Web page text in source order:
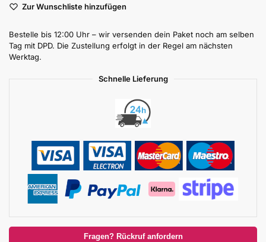
Zur Wunschliste hinzufügen
Bestelle bis 12:00 Uhr – wir versenden dein Paket noch am selben
Tag mit DPD. Die Zustellung erfolgt in der Regel am nächsten
Werktag.
Schnelle Lieferung
Fragen? Rückruf anfordern